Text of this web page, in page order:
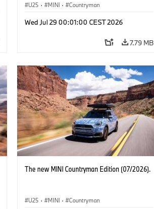
U25 · MINI · Countryman
Wed Jul 29 00:01:00 CEST 2026
7.79 MB
The new MINI Countryman Edition (07/2026).
U25 · MINI · Countryman